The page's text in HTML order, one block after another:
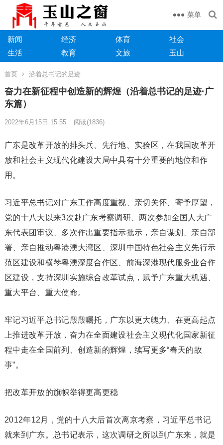
菜单
新闻 经济 体育
社会
生活
教育 文旅 玉山
首页 沿着总书记的足迹
奋力在新征程中创造新的辉煌（沿着总书记的足迹·广
东篇）
2022年6月15日 15:55 阅读(1836)
广东是改革开放的排头兵、先行地、实验区，在我国改革开
放和社会主义现代化建设大局中具有十分重要的地位和作
用。
习近平总书记对广东工作高度重视、亲切关怀、寄予厚望，
党的十八大以来3次赴广东考察调研、两次参加全国人大广
东代表团审议、多次作出重要指示批示，亲自谋划、亲自部
署、亲自推动粤港澳大湾区、深圳中国特色社会主义先行示
范区建设和横琴粤澳深度合作区、前海深港现代服务业合作
区建设，支持深圳实施综合改革试点，赋予广东重大机遇、
重大平台、重大使命。
牢记习近平总书记殷殷嘱托，广东以更大魄力、在更高起点
上推进改革开放，奋力在全面建设社会主义现代化国家新征
程中走在全国前列、创造新的辉煌，续写更多“春天的故
事”。
把改革开放的旗帜举得更高更稳
2012年12月，党的十八大后首次离京考察，习近平总书记
就来到广东。总书记表示，这次调研之所以到广东来，就是